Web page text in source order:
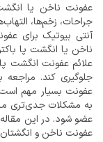
عفونت ناخن یا
جراحات، زخم‌ها،
آنتی بیوتیک برای
ناخن یا انگشت پا
علائم عفونت انگشت
جلوگیری کند.
عفونت بسیار مهم
به مشکلات جدی‌تری
عضو شود. در این مقاله
عفونت ناخن و